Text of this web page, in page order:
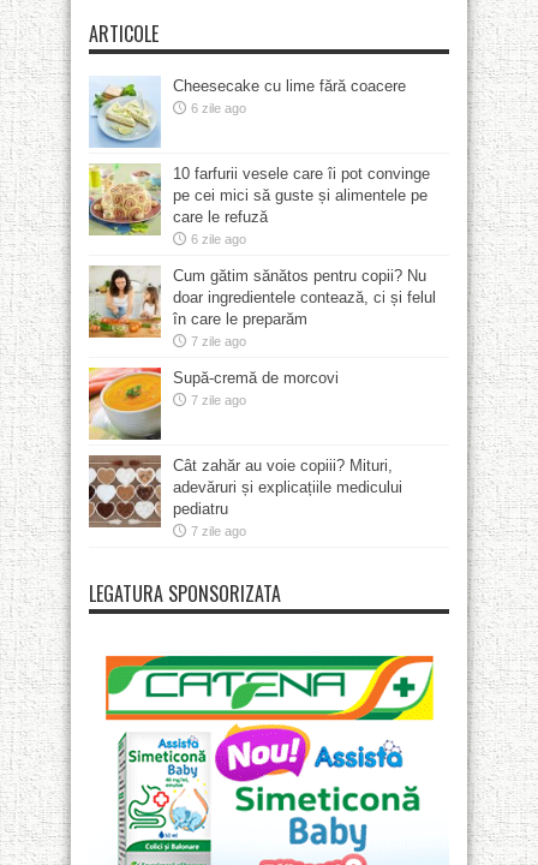
ARTICOLE
Cheesecake cu lime fără coacere
6 zile ago
10 farfurii vesele care îi pot convinge
pe cei mici să guste și alimentele pe
care le refuză
6 zile ago
Cum gătim sănătos pentru copii? Nu
doar ingredientele contează, ci și felul
în care le preparăm
7 zile ago
Supă-cremă de morcovi
7 zile ago
Cât zahăr au voie copiii? Mituri,
adevăruri și explicațiile medicului
pediatru
7 zile ago
LEGATURA SPONSORIZATA